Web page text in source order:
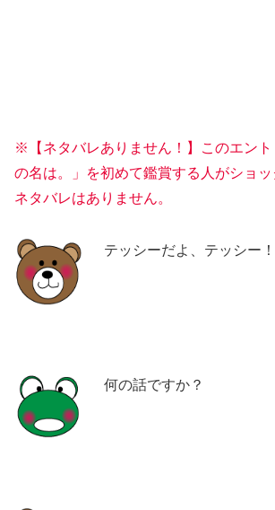
※【ネタバレありません！】このエン
の名は。」を初めて鑑賞する人がショ
ネタバレはありません。
テッシーだよ、テッシー！
何の話ですか？